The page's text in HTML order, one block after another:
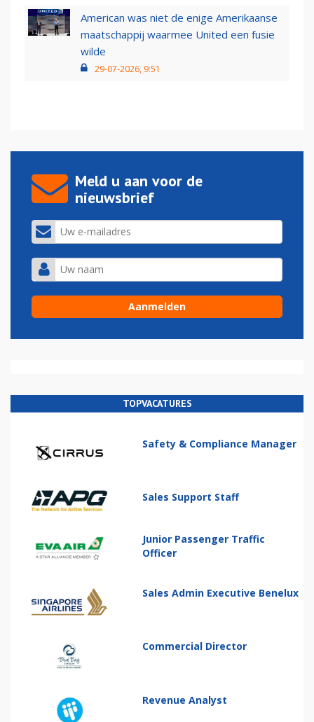
American was niet de enige Amerikaanse
maatschappij waarmee United een fusie
wilde
29-07-2026, 9:51
Meld u aan voor de
nieuwsbrief
TOPVACATURES
Safety & Compliance Manager
Sales Support Staff
Junior Passenger Traffic
Officer
Sales Admin Executive Benelux
Commercial Director
Revenue Analyst